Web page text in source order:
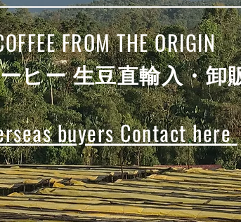
FROM THE ORIGIN
ヒー 生豆直輸入・卸
buyers Contact here